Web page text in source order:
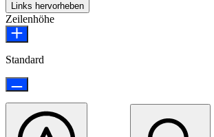
Links hervorheben
Zeilenhöhe
Standard